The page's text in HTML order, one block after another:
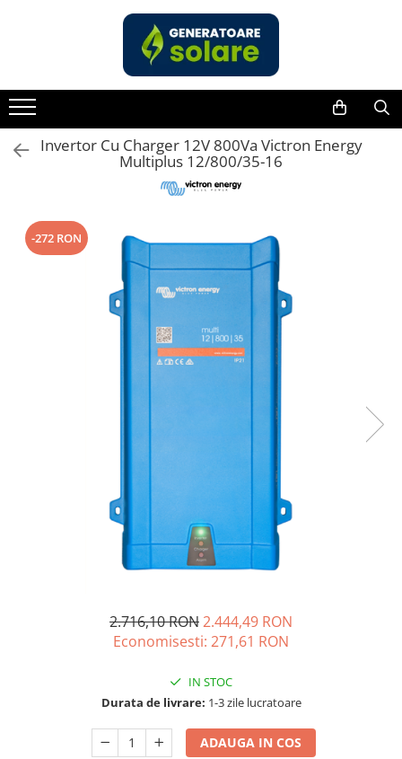
Acasa
Statii de Alimentare Portabile
Cauta dupa capacitate
Intre 2000-3000W
Peste 3000W
Cauta dupa marca
Kituri Generatoare Solare
Toate generatoarele
Invertor Cu Charger 12V 800Va Victron Energy
Multiplus 12/800/35-16
-272 RON
2.716,10 RON2.444,49 RON
Economisesti: 271,61 RON
IN STOC
Durata de livrare: 1-3 zile lucratoare
ADAUGA IN COS